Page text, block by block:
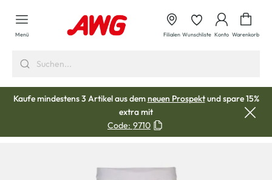
springen
Menü Filialen Wunschliste Konto Warenkorb
Kaufe mindestens 3 Artikel aus demneuen Prospektund spare 15%
extra mit
Code: 9710